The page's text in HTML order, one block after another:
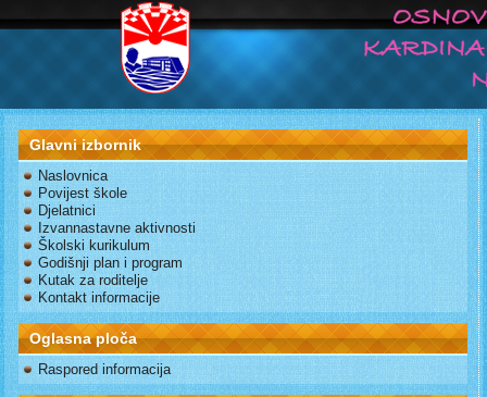
Glavni izbornik
Naslovnica
Povijest škole
Djelatnici
Izvannastavne aktivnosti
Školski kurikulum
Godišnji plan i program
Kutak za roditelje
Kontakt informacije
Oglasna ploča
Raspored informacija